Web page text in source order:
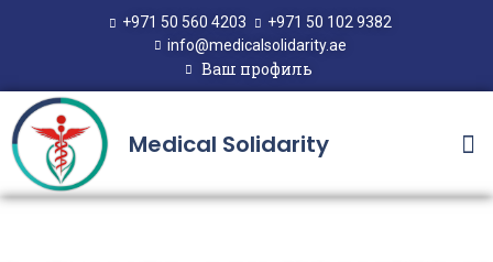
+971 50 560 4203
+971 50 102 9382
info@medicalsolidarity.ae
Ваш профиль
Medical Solidarity